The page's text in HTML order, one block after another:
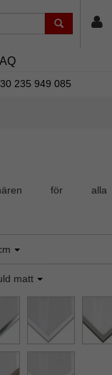
235 949 085
för alla
matt